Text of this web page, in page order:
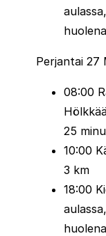
ole vain
Euroopan
Praha tarjoaa
maaliviivan
Perjantai 27
08:00
25
10:00
3 km
18:00